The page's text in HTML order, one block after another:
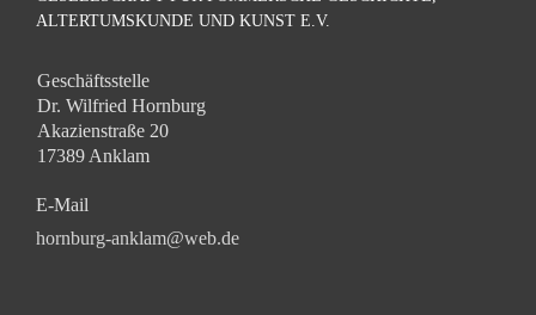
ALTERTUMSKUNDE UND KUNST E.V.
Geschäftsstelle
Dr. Wilfried Hornburg
Akazienstraße 20
17389 Anklam
E-Mail
hornburg-anklam@web.de